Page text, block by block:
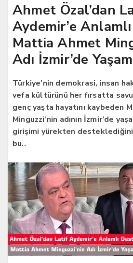
Ahmet Özal’dan
Aydemir’e
Mattia Ahmet
Adı İzmir’de
Türkiye’nin demokrasi, insan
vefa kültürünü her fırsatta
genç yaşta hayatını kaybeden
Minguzzi’nin adının İzmir’de
girişimi yürekten desteklediğini
bu..